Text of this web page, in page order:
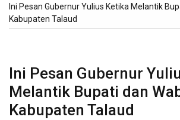
Ini Pesan Gubernur Yulius Ketika Melantik
Kabupaten Talaud
Ini Pesan Gubernur
Melantik Bupati dan
Kabupaten Talaud